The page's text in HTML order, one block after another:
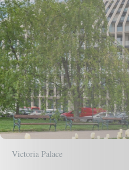
Victoria Palace